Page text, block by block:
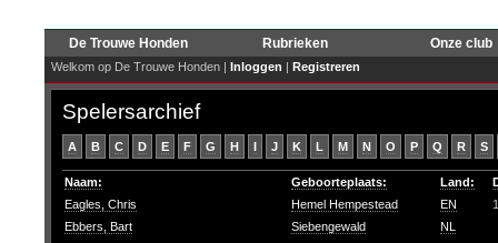
De Trouwe Honden Rubrieken Onze club
Welkom op De Trouwe Honden | Inloggen | Registreren
Spelersarchief
A B C D E F G H I J K L M N O P Q R S
Naam: Geboorteplaats: Land:
Eagles, Chris
Hemel Hempestead EN
Ebbers, Bart
Siebengewald
NL